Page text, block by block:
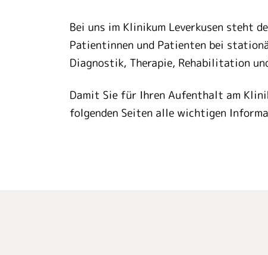
Bei uns im Klinikum Leverkusen steht
Patientinnen und Patienten bei
Diagnostik, Therapie, Rehabilitation
Damit Sie für Ihren Aufenthalt am
folgenden Seiten alle wichtigen